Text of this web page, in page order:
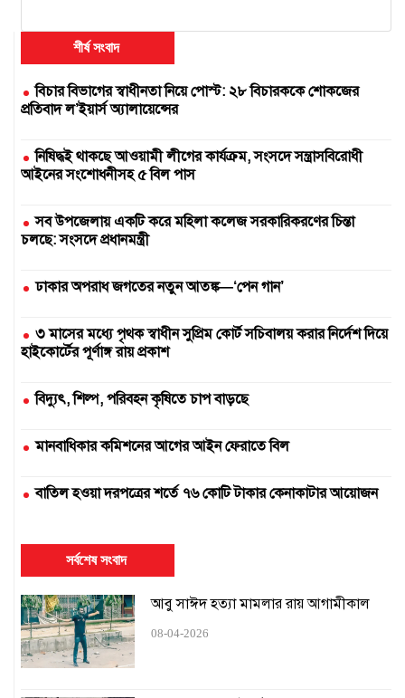
শীর্ষ সংবাদ
বিচার বিভাগের স্বাধীনতা নিয়ে পোস্ট: ২৮ বিচারককে শোকজের
প্রতিবাদ ল’ইয়ার্স অ্যালায়েন্সের
নিষিদ্ধই থাকছে আওয়ামী লীগের কার্যক্রম, সংসদে সন্ত্রাসবিরোধী
আইনের সংশোধনীসহ ৫ বিল পাস
সব উপজেলায় একটি করে মহিলা কলেজ সরকারিকরণের চিন্তা
চলছে: সংসদে প্রধানমন্ত্রী
ঢাকার অপরাধ জগতের নতুন আতঙ্ক—‘পেন গান’
৩ মাসের মধ্যে পৃথক স্বাধীন সুপ্রিম কোর্ট সচিবালয় করার নির্দেশ দিয়ে
হাইকোর্টের পূর্ণাঙ্গ রায় প্রকাশ
বিদ্যুৎ, শিল্প, পরিবহন কৃষিতে চাপ বাড়ছে
মানবাধিকার কমিশনের আগের আইন ফেরাতে বিল
বাতিল হওয়া দরপত্রের শর্তে ৭৬ কোটি টাকার কেনাকাটার আয়োজন
দুই সার কারখানা বন্ধ, আরেকটি বন্ধের পথে
১৬ ঘণ্টায়ও স্বাভাবিক হয়নি সিলেটের সঙ্গে রেল যোগাযোগ
সর্বশেষ সংবাদ
আবু সাঈদ হত্যা মামলার রায় আগামীকাল
08-04-2026